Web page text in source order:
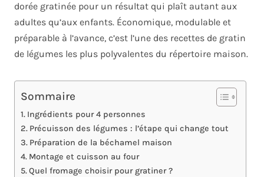
dorée gratinée pour un résultat qui plaît autant aux
adultes qu’aux enfants. Économique, modulable et
préparable à l’avance, c’est l’une des recettes de gratin
de légumes les plus polyvalentes du répertoire maison.
Sommaire
Ingrédients pour 4 personnes
Précuisson des légumes : l’étape qui change tout
Préparation de la béchamel maison
Montage et cuisson au four
Quel fromage choisir pour gratiner ?